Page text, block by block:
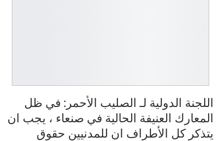
‏اللجنة الدولية لـ الصليب الأحمر: في ظل
المعارك العنيفة الحالية في صنعاء ، يجب ان
يتذكر كل الأطراف ان للمدنيين حقوق